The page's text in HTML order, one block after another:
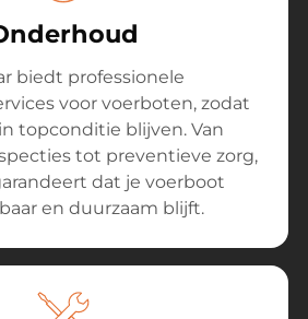
biedt professionele
voor voerboten, zodat
topconditie blijven. Van
tot preventieve zorg,
dat je voerboot
en duurzaam blijft.